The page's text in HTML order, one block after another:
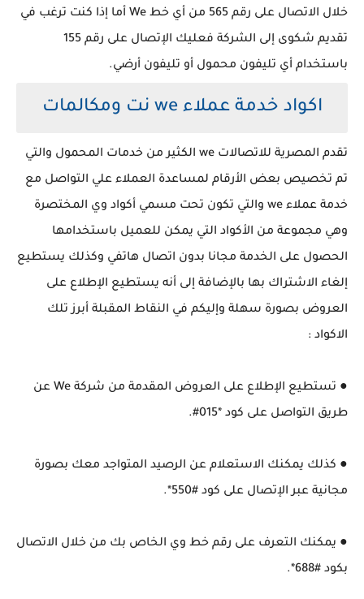
خلال الاتصال على رقم 565 من أي خط We أما إذا كنت ترغب في
تقديم شكوى إلى الشركة فعليك الإتصال على رقم 155
باستخدام أي تليفون محمول أو تليفون أرضي.
اكواد خدمة عملاء we نت ومكالمات
تقدم المصرية للاتصالات we الكثير من خدمات المحمول والتي
تم تخصيص بعض الأرقام لمساعدة العملاء علي التواصل مع
خدمة عملاء we والتي تكون تحت مسمي أكواد وي المختصرة
وهي مجموعة من الأكواد التي يمكن للعميل باستخدامها
الحصول على الخدمة مجانا بدون اتصال هاتفي وكذلك يستطيع
إلغاء الاشتراك بها بالإضافة إلى أنه يستطيع الإطلاع على
العروض بصورة سهلة وإليكم في النقاط المقبلة أبرز تلك
الاكواد :
● تستطيع الإطلاع على العروض المقدمة من شركة We عن
طريق التواصل على كود *015#.
● كذلك يمكنك الاستعلام عن الرصيد المتواجد معك بصورة
مجانية عبر الإتصال على كود #550*.
● يمكنك التعرف على رقم خط وي الخاص بك من خلال الاتصال
بكود #688*.